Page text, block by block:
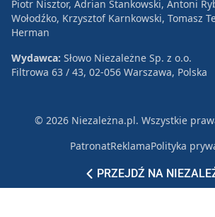
PRZEJDŹ NA
Piotr Nisztor, Adrian Stankowski, Antoni
Wołodźko, Krzysztof Karnkowski, Tomasz
Herman
Wydawca: Słowo Niezależne Sp. z o.o.
Filtrowa 63 / 43, 02-056 Warszawa, Polska
© 2026 Niezależna.pl. Wszystkie
PatronatReklamaPolityka